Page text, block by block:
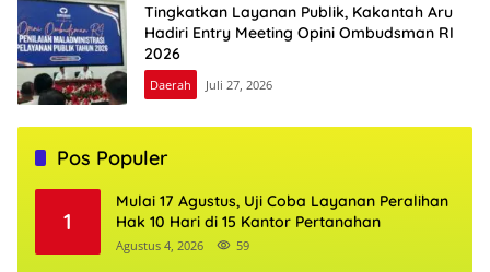
Tingkatkan Layanan Publik, Kakantah Aru
Hadiri Entry Meeting Opini Ombudsman RI
2026
Daerah Juli 27, 2026
Pos Populer
1
Mulai 17 Agustus, Uji Coba Layanan Peralihan
Hak 10 Hari di 15 Kantor Pertanahan
Agustus 4, 2026 59